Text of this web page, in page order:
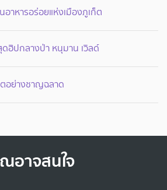
อาหารอร่อยแห่งเมืองภูเก็ต
ฮิปกลางป่า หนุมาน เวิลด์
อย่างชาญฉลาด
อาจสนใจ